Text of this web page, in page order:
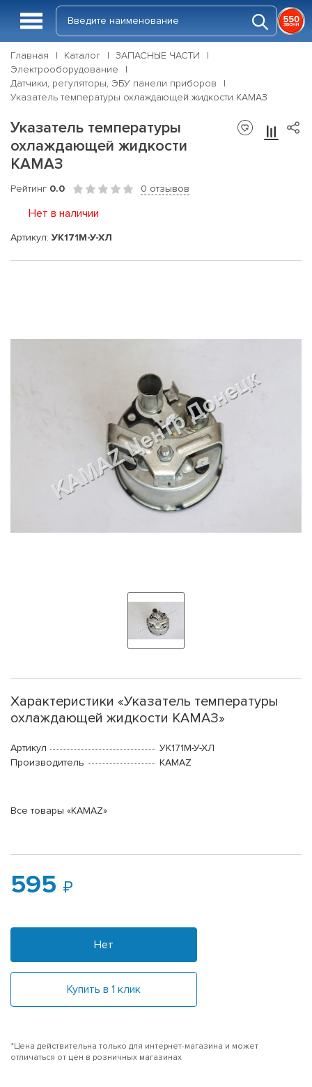
Главная Каталог
ЗАПАСНЫЕ ЧАСТИ
Электрооборудование
Датчики, регуляторы, ЭБУ панели приборов
Указатель температуры охлаждающей жидкости КАМАЗ
Указатель температуры
охлаждающей жидкости
КАМАЗ
Рейтинг 0.0 0 отзывов
Нет в наличии
Артикул: УК171М-У-ХЛ
Характеристики «Указатель температуры
охлаждающей жидкости КАМАЗ»
Артикул
УК171М-У-ХЛ
Производитель
KAMAZ
Все товары «KAMAZ»
595
Нет
Купить в 1 клик
*Цена действительна только для интернет-магазина и может
отличаться от цен в розничных магазинах